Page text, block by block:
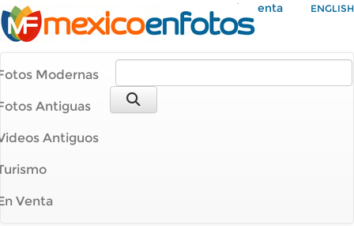
Mi Cuenta ENGLISH
Modernas
Antiguas
Antiguos
Venta